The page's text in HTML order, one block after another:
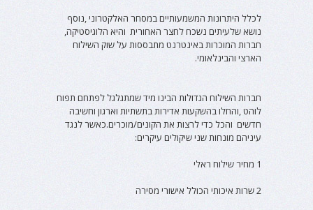
לכלל היתרונות המשמעותיים במסחר האלקטרוני ,נוסף
נושא שלעיתים נשכח לחצר האחורית והיא הלוגיסטיקה,
חברות המוכרות באינטרנט מתבססות על שוק השילוח
הארצי והבינלאומי.
חברות השילוח הגדולות הבינו מיד שמתגלגל לפתחם תפוח
לוהט ,והחלו בהשקעות אדירות בתשתיות וארגון וחשיבה
חדשים והכל כדי לרצות את הקונים/מוכרים.כאשר לנגד
עיניהם מונחות שני שיקולים עיקרים:
1 מחיר שילוח ראלי
2 שרות איכותי הכולל אישורי מסירה